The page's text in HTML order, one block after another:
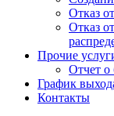
Отказ
Отказ
Прочие
Отчет о
График
Контакты